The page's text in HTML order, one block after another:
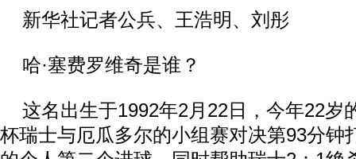
新华社记者公兵、王浩明、刘彤
哈·塞费罗维奇是谁？
这名出生于1992年2月22日，今年22岁
杯瑞士与厄瓜多尔的小组赛对决第93分钟